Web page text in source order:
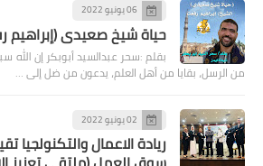
06 يونيو 2022
حياة شيخ صعيدى (إبراهيم
بقلم :سحر عبدالسيد أبوبكر إن
من الرسل، بقايا من أهل العلم، يدعون من ضل إلى …
02 يونيو 2022
ريادة الاعمال